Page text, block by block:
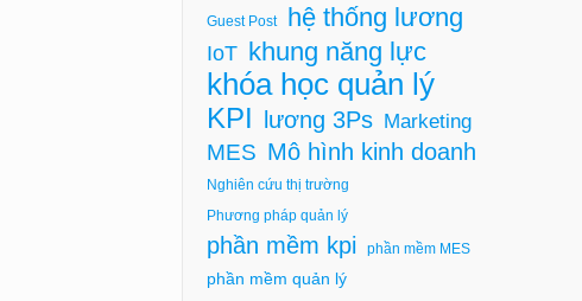
Guest Post hệ thống lương
IoT khung năng lực
khóa học quản lý
KPI lương 3Ps Marketing
MES Mô hình kinh doanh
Nghiên cứu thị trường
Phương pháp quản lý
phần mềm kpi phần mềm MES
phần mềm quản lý